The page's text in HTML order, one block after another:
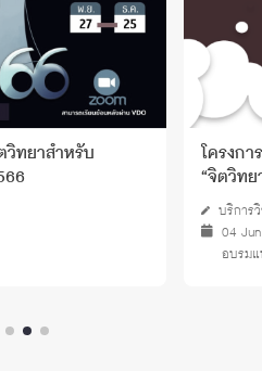
วิทยาสำหรับ
โครงก
“จิตวิท
บริการ
04
อบรม